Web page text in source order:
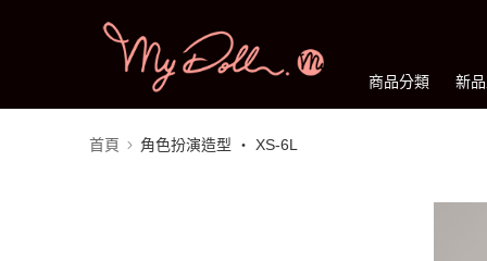
商品分類 新
首頁 角色扮演造型 ‧ XS-6L